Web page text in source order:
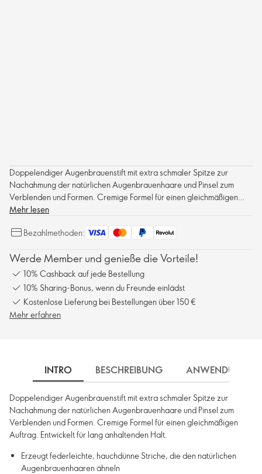
Doppelendiger Augenbrauenstift mit extra schmaler Spitze zur
Nachahmung der natürlichen Augenbrauenhaare und Pinsel zum
Verblenden und Formen. Cremige Formel für einen gleichmäßigen
Auftrag. Entwickelt für lang anhaltenden Halt.
Mehr lesen
Bezahlmethoden:
Werde Member und genieße die Vorteile!
10% Cashback auf jede Bestellung
10% Sharing-Bonus, wenn du Freunde einlädst
Kostenlose Lieferung bei Bestellungen über 150 €
Mehr erfahren
INTRO BESCHREIBUNG ANWENDUNG
Doppelendiger Augenbrauenstift mit extra schmaler Spitze zur
Nachahmung der natürlichen Augenbrauenhaare und Pinsel zum
Verblenden und Formen. Cremige Formel für einen gleichmäßigen
Auftrag. Entwickelt für lang anhaltenden Halt.
Erzeugt federleichte, hauchdünne Striche, die den natürlichen
Augenbrauenhaaren ähneln